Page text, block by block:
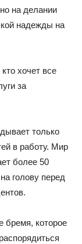
на делании
надежды на
хочет все
за
только
в работу. Мир
более 50
голову перед
бремя, которое